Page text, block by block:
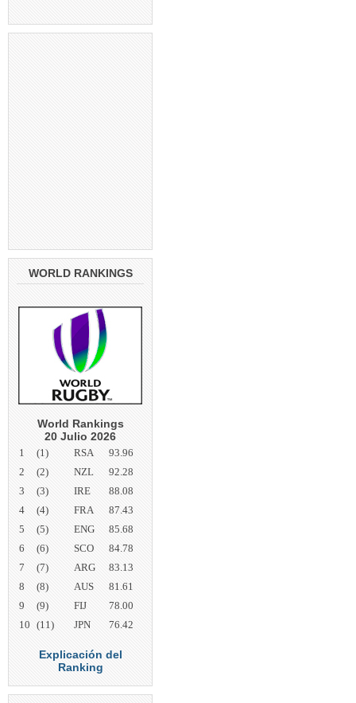
WORLD RANKINGS
World Rankings
20 Julio 2026
1 (1) RSA
93.96
2
(2) NZL
92.28
3
(3) IRE
88.08
4
(4) FRA
87.43
5
(5) ENG
85.68
6
(6) SCO
84.78
7
(7) ARG
83.13
8
(8) AUS
81.61
9
(9) FIJ
78.00
10 (11) JPN 76.42
Explicación del
Ranking